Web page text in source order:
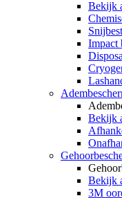
Bekijk
Impact
Bekijk
Bekijk
3M